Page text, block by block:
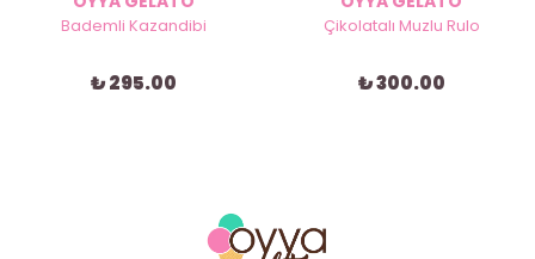
Bademli Kazandibi
₺ 295.00
Çikolatalı Muzlu Rulo
₺ 300.00